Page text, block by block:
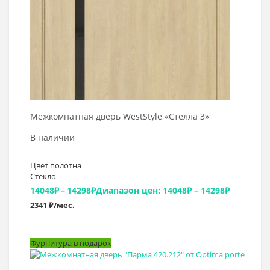
Межкомнатная дверь WestStyle «Стелла 3»
В наличии
Цвет полотна
Стекло
14048₽– 14298₽Диапазон цен: 14048₽ – 14298₽
2341 ₽/мес.
Фурнитура в подарок
Выбрать >